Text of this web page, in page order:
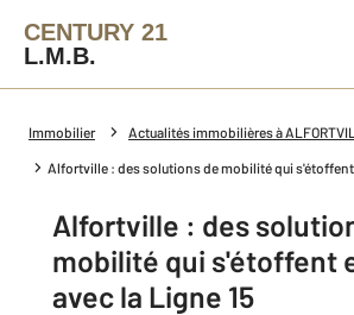
CENTURY 21
L.M.B.
Immobilier Actualités immobilières à
Alfortville : des solutions de mobilité qui s'étoffent
Alfortville : des
mobilité qui s'étoffent
avec la Ligne 15